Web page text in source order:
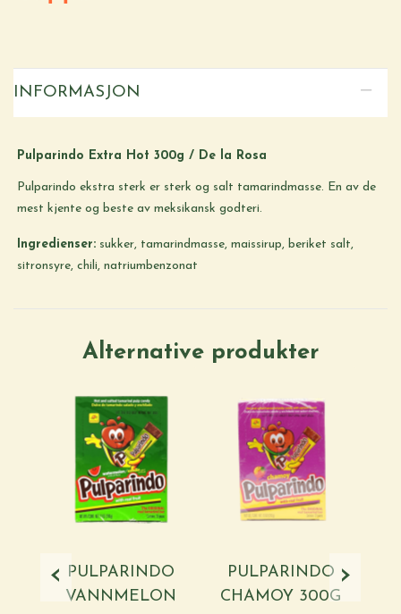
INFORMASJON
Pulparindo Extra Hot 300g / De la Rosa
Pulparindo ekstra sterk er sterk og salt tamarindmasse. En av de
mest kjente og beste av meksikansk godteri.
Ingredienser: sukker, tamarindmasse, maissirup, beriket salt,
sitronsyre, chili, natriumbenzonat
Alternative produkter
PULPARINDO
VANNMELON
PULPARINDO
CHAMOY 300G
‹ ›